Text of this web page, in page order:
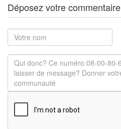
Déposez votre commentaire